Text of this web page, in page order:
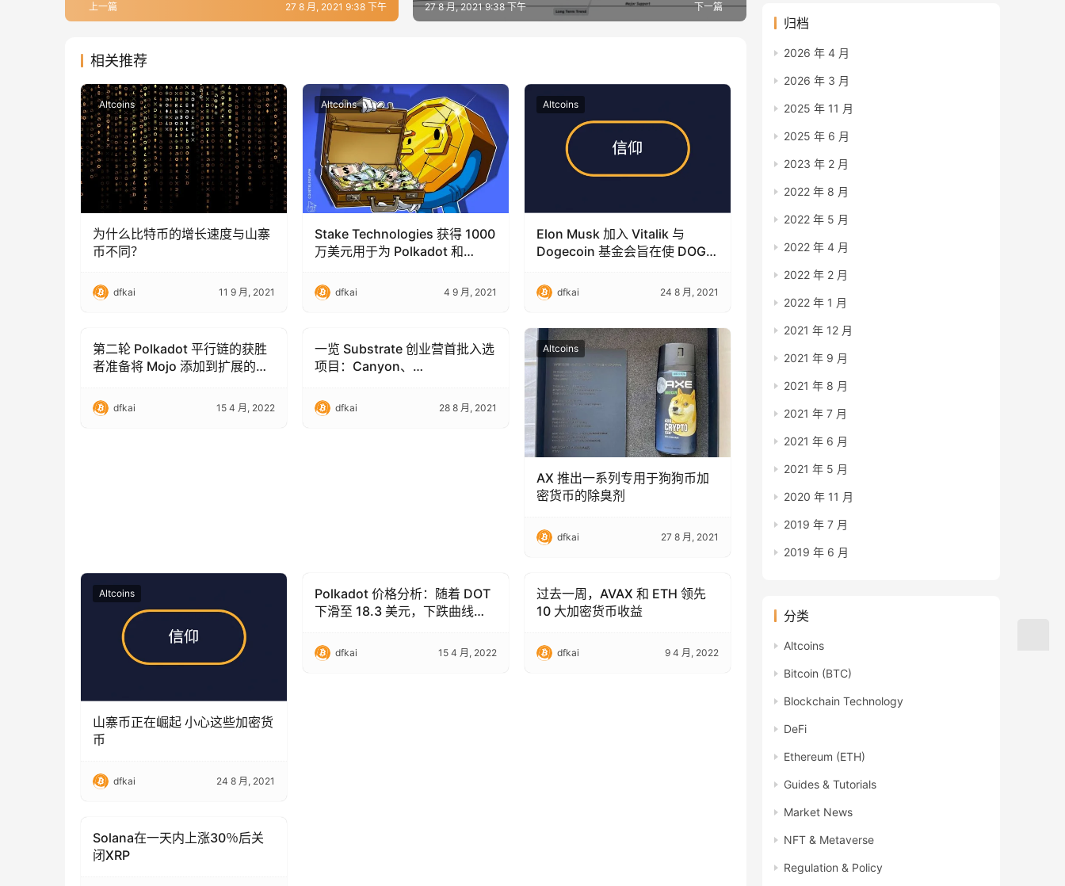
上一篇 27 8 月, 2021 9:38 下午 下一篇
27 8 月, 2021 9:38 下午
相关推荐
Altcoins
为什么比特币的增长速度与山寨
币不同？
dfkai 11 9 月, 2021
Altcoins
Stake Technologies 获得 1000
万美元用于为 Polkadot 和
dfkai 4 9 月, 2021
Altcoins
Elon Musk 加入 Vitalik 与
Dogecoin 基金会旨在使 DOGE
dfkai 24 8 月, 2021
Altcoins
第二轮 Polkadot 平行链的获胜
者准备将 Mojo 添加到扩展的
dfkai 15 4 月, 2022
Altcoins
一览 Substrate 创业营首批入选
项目：Canyon、
dfkai 28 8 月, 2021
Altcoins
AX 推出一系列专用于狗狗币加
密货币的除臭剂
dfkai 27 8 月, 2021
Altcoins
山寨币正在崛起 小心这些加密货
币
dfkai 24 8 月, 2021
Altcoins
Polkadot 价格分析：随着 DOT
下滑至 18.3 美元，下跌曲线继
dfkai 15 4 月, 2022
Altcoins
过去一周，AVAX 和 ETH 领先
10 大加密货币收益
dfkai 9 4 月, 2022
Altcoins
Solana在一天内上涨30％后关
闭XRP
归档
2026 年 4 月
2026 年 3 月
2025 年 11 月
2025 年 6 月
2023 年 2 月
2022 年 8 月
2022 年 5 月
2022 年 4 月
2022 年 2 月
2022 年 1 月
2021 年 12 月
2021 年 9 月
2021 年 8 月
2021 年 7 月
2021 年 6 月
2021 年 5 月
2020 年 11 月
2019 年 7 月
2019 年 6 月
分类
Altcoins
Bitcoin (BTC)
Blockchain Technology
DeFi
Ethereum (ETH)
Guides & Tutorials
Market News
NFT & Metaverse
Regulation & Policy